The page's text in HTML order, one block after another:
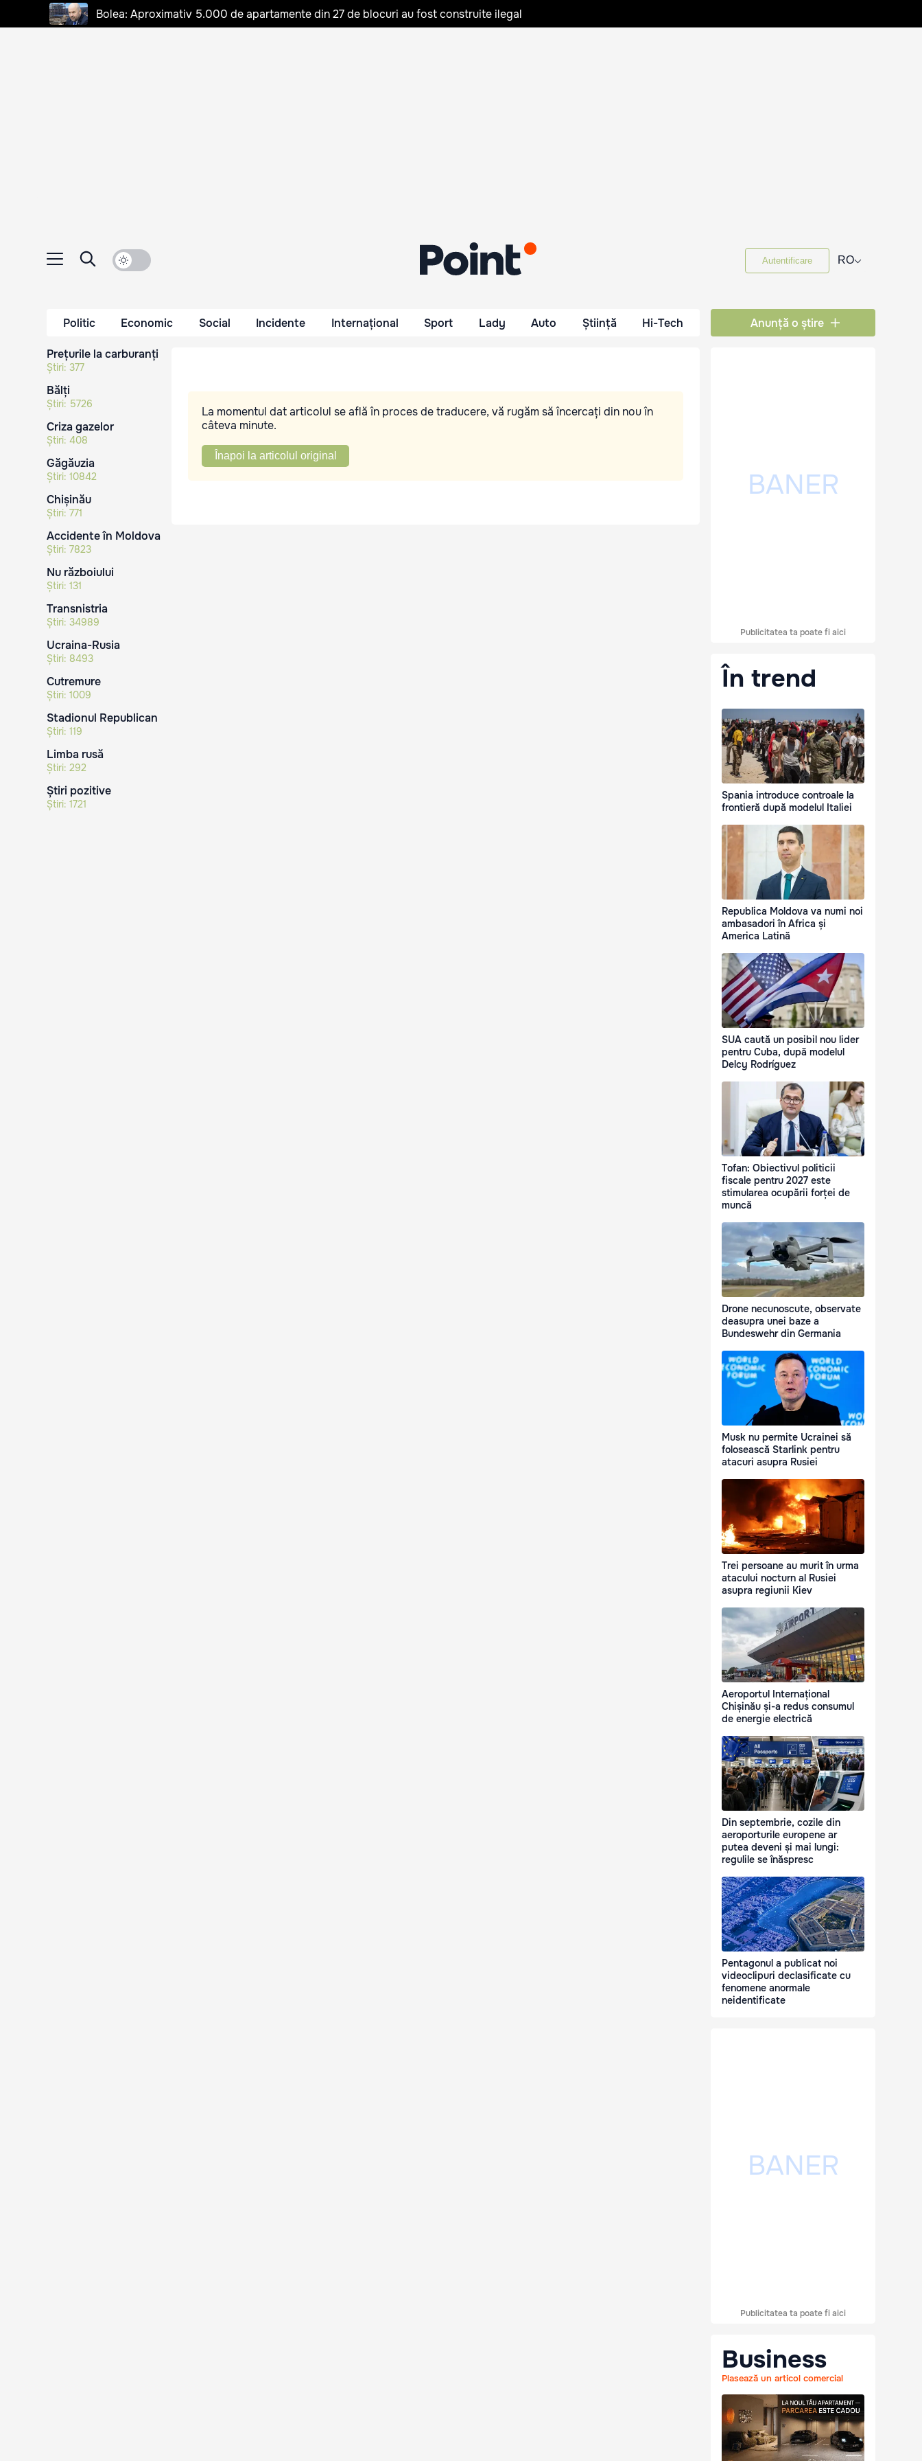
Bolea: Aproximativ 5.000 de apartamente din 27 de blocuri au fost construite ilegal
Autentificare RO⌵
Politic Economic Social Incidente Internațional Sport Lady Auto Știință Hi-Tech Anunță o știre
Prețurile la carburanți
Știri: 377
Bălți
Știri: 5726
Criza gazelor
Știri: 408
Găgăuzia
Știri: 10842
Chișinău
Știri: 771
Accidente în Moldova
Știri: 7823
Nu războiului
Știri: 131
Transnistria
Știri: 34989
Ucraina-Rusia
Știri: 8493
Cutremure
Știri: 1009
Stadionul Republican
Știri: 119
Limba rusă
Știri: 292
Știri pozitive
Știri: 1721
La momentul dat articolul se află în proces de traducere, vă rugăm să încercați din nou în
câteva minute.
Înapoi la articolul original
Publicitatea ta poate fi aici
În trend
Spania introduce controale la
frontieră după modelul Italiei
Republica Moldova va numi noi
ambasadori în Africa și
America Latină
SUA caută un posibil nou lider
pentru Cuba, după modelul
Delcy Rodríguez
Tofan: Obiectivul politicii
fiscale pentru 2027 este
stimularea ocupării forței de
muncă
Drone necunoscute, observate
deasupra unei baze a
Bundeswehr din Germania
Musk nu permite Ucrainei să
folosească Starlink pentru
atacuri asupra Rusiei
Trei persoane au murit în urma
atacului nocturn al Rusiei
asupra regiunii Kiev
Aeroportul Internațional
Chișinău și-a redus consumul
de energie electrică
Din septembrie, cozile din
aeroporturile europene ar
putea deveni și mai lungi:
regulile se înăspresc
Pentagonul a publicat noi
videoclipuri declasificate cu
fenomene anormale
neidentificate
Publicitatea ta poate fi aici
Business
Plasează un articol comercial